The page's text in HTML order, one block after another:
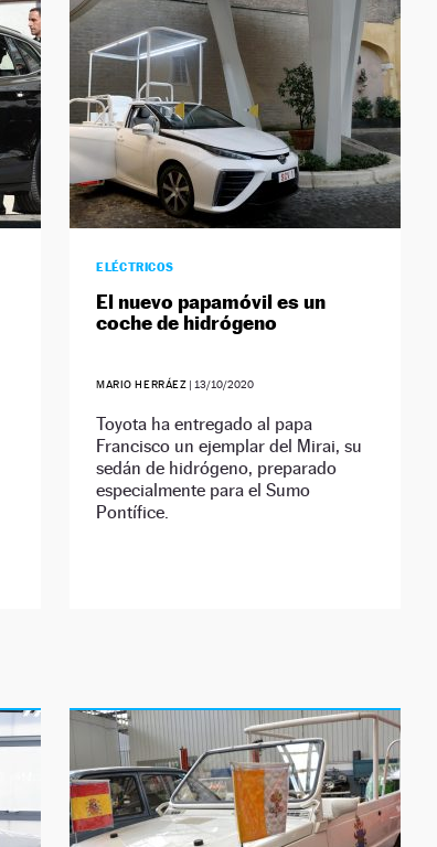
ELÉCTRICOS
El nuevo papamóvil es un
coche de hidrógeno
MARIO HERRÁEZ | 13/10/2020
Toyota ha entregado al papa
Francisco un ejemplar del Mirai, su
sedán de hidrógeno, preparado
especialmente para el Sumo
Pontífice.